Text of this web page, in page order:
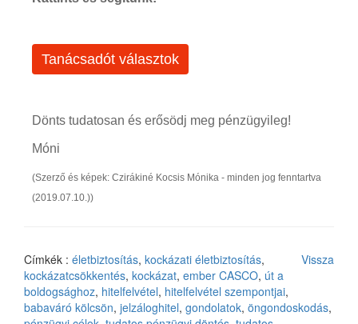
Tanácsadót választok
Dönts tudatosan és erősödj meg pénzügyileg!
Móni
(Szerző és képek: Czirákiné Kocsis Mónika - minden jog fenntartva
(2019.07.10.))
Vissza
Címkék : életbiztosítás, kockázati életbiztosítás,
kockázatcsökkentés, kockázat, ember CASCO, út a
boldogsághoz, hitelfelvétel, hitelfelvétel szempontjai,
babaváró kölcsön, jelzáloghitel, gondolatok, öngondoskodás,